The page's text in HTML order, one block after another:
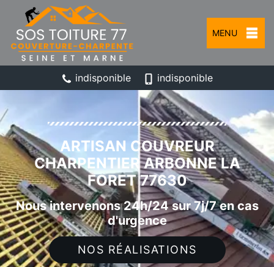
MENU
indisponible indisponible
ARTISAN COUVREUR
CHARPENTIER ARBONNE LA
FORET 77630
Nous intervenons 24h/24 sur 7j/7 en cas
d'urgence
NOS RÉALISATIONS